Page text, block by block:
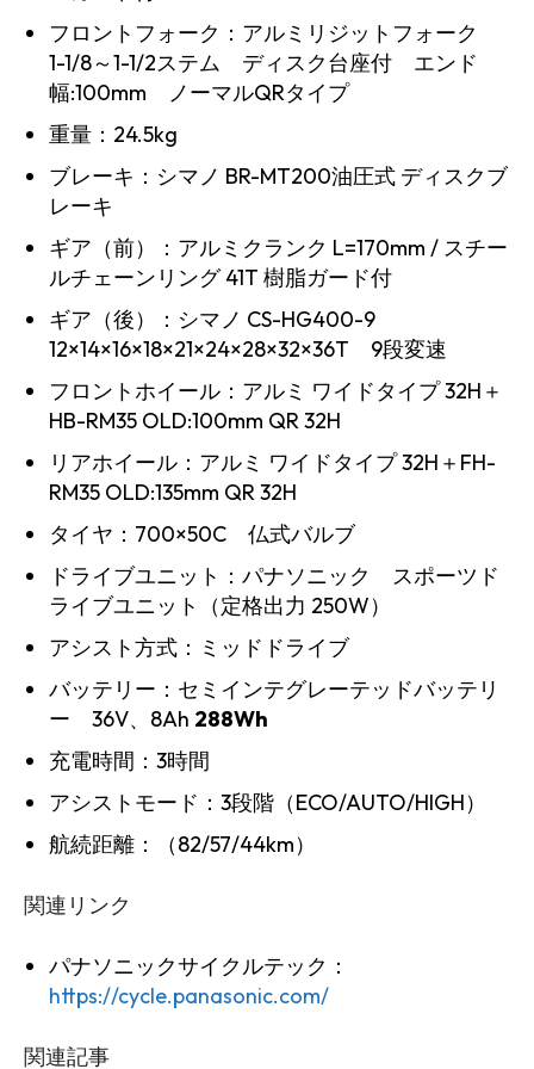
SEARCH...
フロントフォーク：アルミリジットフォーク
1-1/8～1-1/2ステム ディスク台座付 エンド
幅:100mm ノーマルQRタイプ
重量：24.5kg
ブレーキ：シマノ BR-MT200油圧式 ディスクブ
レーキ
ギア（前）：アルミクランク L=170mm / スチー
ルチェーンリング 41T 樹脂ガード付
ギア（後）：シマノ CS-HG400-9
12×14×16×18×21×24×28×32×36T 9段変速
フロントホイール：アルミ ワイドタイプ 32H＋
HB-RM35 OLD:100mm QR 32H
リアホイール：アルミ ワイドタイプ 32H＋FH-
RM35 OLD:135mm QR 32H
タイヤ：700×50C 仏式バルブ
ドライブユニット：パナソニック スポーツド
ライブユニット（定格出力 250W）
アシスト方式：ミッドドライブ
バッテリー：セミインテグレーテッドバッテリ
ー 36V、8Ah 288Wh
充電時間：3時間
アシストモード：3段階（ECO/AUTO/HIGH）
航続距離：（82/57/44km）
関連リンク
パナソニックサイクルテック：
https://cycle.panasonic.com/
関連記事